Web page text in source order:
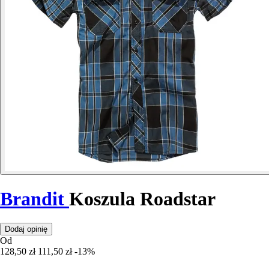
Brandit Koszula Roadstar
Dodaj opinię
Od
128,50 zł 111,50 zł -13%